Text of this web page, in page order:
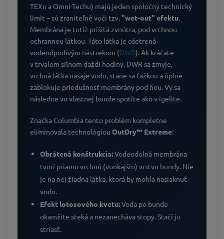
TEXu a Omni-Techu) majú jeden spoločný technický
limit – sú zraniteľné voči tzv."wet-out" efektu.
Membrána je totiž prišitá zvnútra, pod vrchnou
ochrannou látkou. Táto látka je ošetrená
vodeodpudivým nástrekom (DWR). Ak kráčate
v trvalom silnom daždi hodiny, DWR sa zmyje,
vrchná látka nasaje vodu, stane sa ťažkou a úplne
zablokuje priedušnosť membrány pod ňou. Vy sa
následne vo vlastnej bunde spotíte ako v igelite.
Značka Columbia tento problém kompletne
eliminovala technológiou OutDry™ Extreme:
Obrátená konštrukcia:Vodeodolná membrána
tvorí priamo vrchnú (vonkajšiu) vrstvu bundy. Nie
je na nej žiadna látka, ktorá by mohla nasiaknuť
vodu.
Efekt lotosového kvetu:Voda po bunde
okamžite steká a nezanecháva stopy. Stačí ju
striasť.